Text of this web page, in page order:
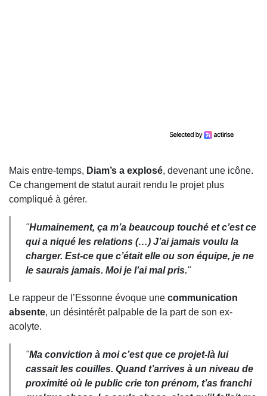
Mais entre-temps, Diam’s a explosé, devenant une icône.
Ce changement de statut aurait rendu le projet plus
compliqué à gérer.
"Humainement, ça m’a beaucoup touché et c’est ce
qui a niqué les relations (…) J’ai jamais voulu la
charger. Est-ce que c’était elle ou son équipe, je ne
le saurais jamais. Moi je l’ai mal pris."
Le rappeur de l’Essonne évoque une communication
absente, un désintérêt palpable de la part de son ex-
acolyte.
"Ma conviction à moi c’est que ce projet-là lui
cassait les couilles. Quand t’arrives à un niveau de
proximité où le public crie ton prénom, t’as franchi